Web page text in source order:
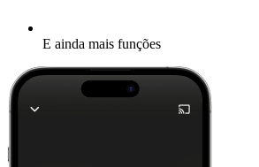
E ainda mais funções